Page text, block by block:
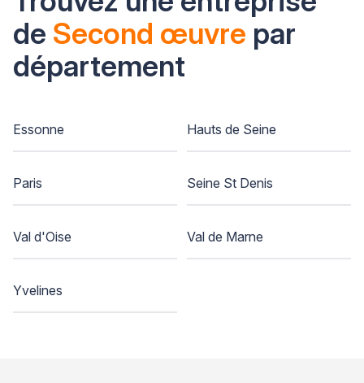
de Second œuvre par
département
Essonne Hauts de Seine
Paris Seine St Denis
Val d'Oise Val de Marne
Yvelines